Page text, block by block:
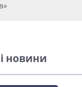
новини